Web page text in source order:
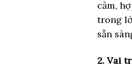
cảm,
trong
sẵn
2. Vai